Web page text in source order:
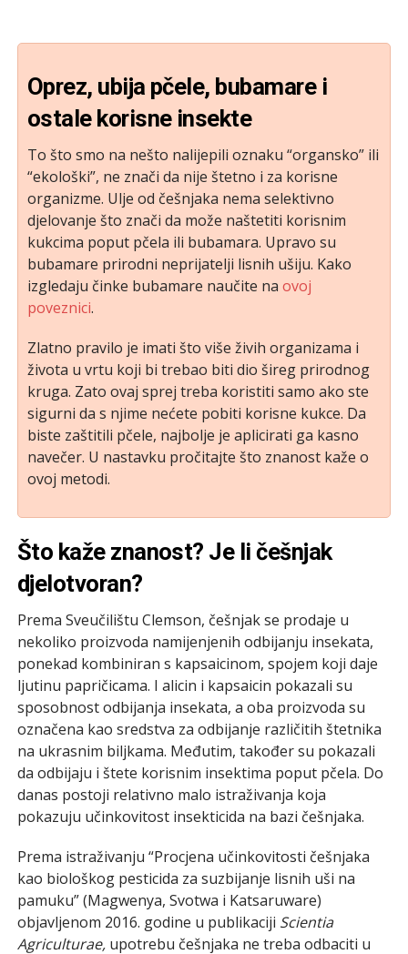
Oprez, ubija pčele, bubamare i
ostale korisne insekte
To što smo na nešto nalijepili oznaku “organsko” ili
“ekološki”, ne znači da nije štetno i za korisne
organizme. Ulje od češnjaka nema selektivno
djelovanje što znači da može naštetiti korisnim
kukcima poput pčela ili bubamara. Upravo su
bubamare prirodni neprijatelji lisnih ušiju. Kako
izgledaju činke bubamare naučite na ovoj
poveznici.
Zlatno pravilo je imati što više živih organizama i
života u vrtu koji bi trebao biti dio šireg prirodnog
kruga. Zato ovaj sprej treba koristiti samo ako ste
sigurni da s njime nećete pobiti korisne kukce. Da
biste zaštitili pčele, najbolje je aplicirati ga kasno
navečer. U nastavku pročitajte što znanost kaže o
ovoj metodi.
Što kaže znanost? Je li češnjak
djelotvoran?
Prema Sveučilištu Clemson, češnjak se prodaje u
nekoliko proizvoda namijenjenih odbijanju insekata,
ponekad kombiniran s kapsaicinom, spojem koji daje
ljutinu papričicama. I alicin i kapsaicin pokazali su
sposobnost odbijanja insekata, a oba proizvoda su
označena kao sredstva za odbijanje različitih štetnika
na ukrasnim biljkama. Međutim, također su pokazali
da odbijaju i štete korisnim insektima poput pčela. Do
danas postoji relativno malo istraživanja koja
pokazuju učinkovitost insekticida na bazi češnjaka.
Prema istraživanju “Procjena učinkovitosti češnjaka
kao biološkog pesticida za suzbijanje lisnih uši na
pamuku” (Magwenya, Svotwa i Katsaruware)
objavljenom 2016. godine u publikaciji Scientia
Agriculturae, upotrebu češnjaka ne treba odbaciti u